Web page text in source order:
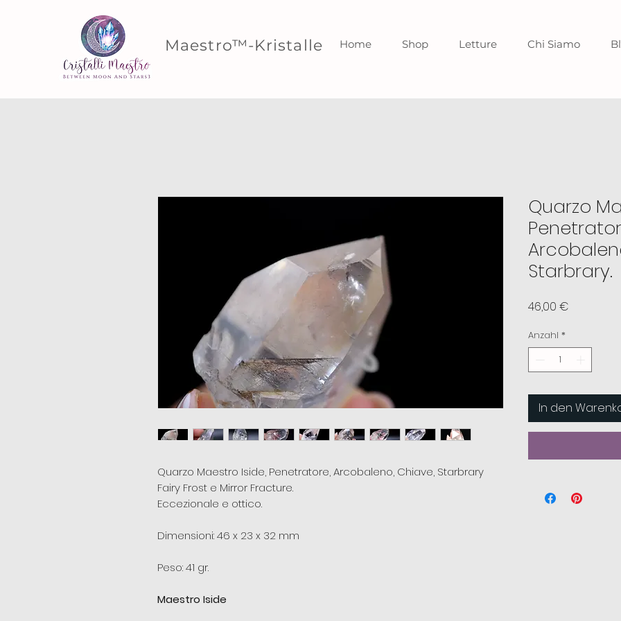
Maestro™-Kristalle Home Shop Letture Chi Siamo
Quarzo Maestro Iside, Penetratore, Arcobaleno, Chiave, Starbrary
Fairy Frost e Mirror Fracture.
Eccezionale e ottico.
Dimensioni: 46 x 23 x 32 mm
Peso: 41 gr.
Maestro Iside
Quarzo
Starbrary.
46,00 €
Anzahl *
In den